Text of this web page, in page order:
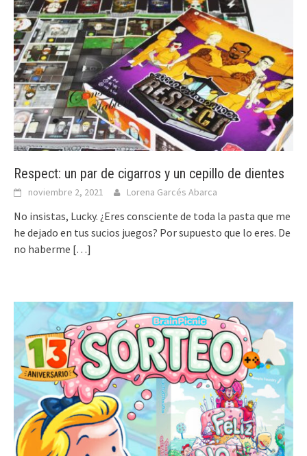
Respect: un par de cigarros y un cepillo de dientes
noviembre 2, 2021 Lorena Garcés Abarca
No insistas, Lucky. ¿Eres consciente de toda la pasta que me
he dejado en tus sucios juegos? Por supuesto que lo eres. De
no haberme […]